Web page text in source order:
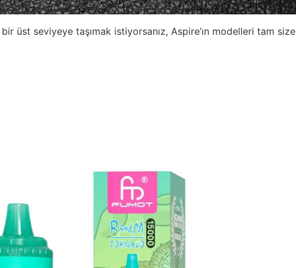
üst seviyeye taşımak istiyorsanız, Aspire’ın modelleri tam size